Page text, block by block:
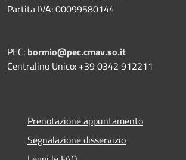
Partita IVA: 00099580144
PEC: bormio@pec.cmav.so.it
Centralino Unico: +39 0342 912211
Prenotazione appuntamento
Segnalazione disservizio